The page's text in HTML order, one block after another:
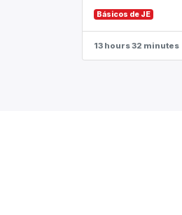
Básicos de JE
13 hours 32 minutes